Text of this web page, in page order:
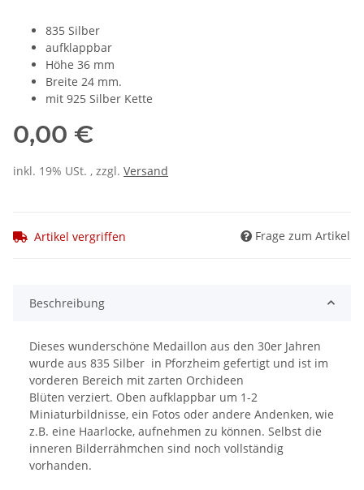
835 Silber
aufklappbar
Höhe 36 mm
Breite 24 mm.
mit 925 Silber Kette
0,00 €
inkl. 19% USt. , zzgl. Versand
Artikel vergriffen Frage zum Artikel
Beschreibung
Dieses wunderschöne Medaillon aus den 30er Jahren
wurde aus 835 Silber in Pforzheim gefertigt und ist im
vorderen Bereich mit zarten Orchideen
Blüten verziert. Oben aufklappbar um 1-2
Miniaturbildnisse, ein Fotos oder andere Andenken, wie
z.B. eine Haarlocke, aufnehmen zu können. Selbst die
inneren Bilderrähmchen sind noch vollständig
vorhanden.